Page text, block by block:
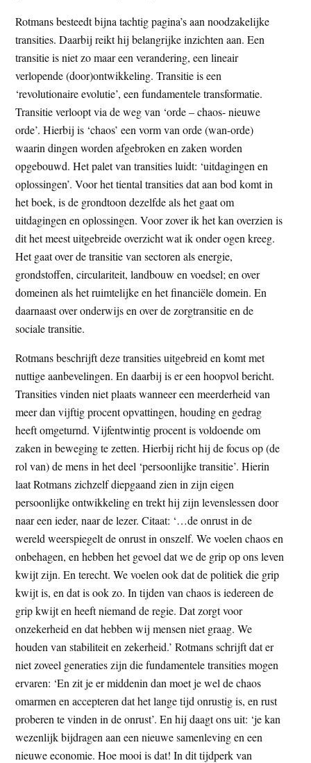
Rotmans besteedt bijna tachtig pagina’s aan noodzakelijke
transities. Daarbij reikt hij belangrijke inzichten aan. Een
transitie is niet zo maar een verandering, een lineair
verlopende (door)ontwikkeling. Transitie is een
‘revolutionaire evolutie’, een fundamentele transformatie.
Transitie verloopt via de weg van ‘orde – chaos- nieuwe
orde’. Hierbij is ‘chaos’ een vorm van orde (wan-orde)
waarin dingen worden afgebroken en zaken worden
opgebouwd. Het palet van transities luidt: ‘uitdagingen en
oplossingen’. Voor het tiental transities dat aan bod komt in
het boek, is de grondtoon dezelfde als het gaat om
uitdagingen en oplossingen. Voor zover ik het kan overzien is
dit het meest uitgebreide overzicht wat ik onder ogen kreeg.
Het gaat over de transitie van sectoren als energie,
grondstoffen, circulariteit, landbouw en voedsel; en over
domeinen als het ruimtelijke en het financiële domein. En
daarnaast over onderwijs en over de zorgtransitie en de
sociale transitie.
Rotmans beschrijft deze transities uitgebreid en komt met
nuttige aanbevelingen. En daarbij is er een hoopvol bericht.
Transities vinden niet plaats wanneer een meerderheid van
meer dan vijftig procent opvattingen, houding en gedrag
heeft omgeturnd. Vijfentwintig procent is voldoende om
zaken in beweging te zetten. Hierbij richt hij de focus op (de
rol van) de mens in het deel ‘persoonlijke transitie’. Hierin
laat Rotmans zichzelf diepgaand zien in zijn eigen
persoonlijke ontwikkeling en trekt hij zijn levenslessen door
naar een ieder, naar de lezer. Citaat: ‘…de onrust in de
wereld weerspiegelt de onrust in onszelf. We voelen chaos en
onbehagen, en hebben het gevoel dat we de grip op ons leven
kwijt zijn. En terecht. We voelen ook dat de politiek die grip
kwijt is, en dat is ook zo. In tijden van chaos is iedereen de
grip kwijt en heeft niemand de regie. Dat zorgt voor
onzekerheid en dat hebben wij mensen niet graag. We
houden van stabiliteit en zekerheid.’ Rotmans schrijft dat er
niet zoveel generaties zijn die fundamentele transities mogen
ervaren: ‘En zit je er middenin dan moet je wel de chaos
omarmen en accepteren dat het lange tijd onrustig is, en rust
proberen te vinden in de onrust’. En hij daagt ons uit: ‘je kan
wezenlijk bijdragen aan een nieuwe samenleving en een
nieuwe economie. Hoe mooi is dat! In dit tijdperk van